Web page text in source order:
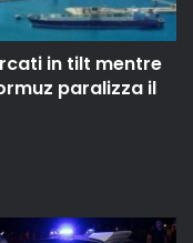
in tilt mentre
paralizza il